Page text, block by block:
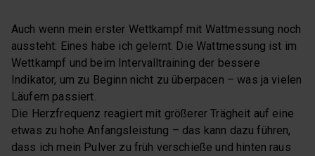
Auch wenn mein erster Wettkampf mit Wattmessung noch
aussteht: Eines habe ich gelernt. Die Wattmessung ist im
Wettkampf und beim Intervalltraining der bessere
Indikator, um zu Beginn nicht zu überpacen – was ja vielen
Läufern passiert.
Die Herzfrequenz reagiert mit größerer Trägheit auf eine
etwas zu hohe Anfangsleistung – das kann dazu führen,
dass ich mein Pulver zu früh verschieße und hinten raus